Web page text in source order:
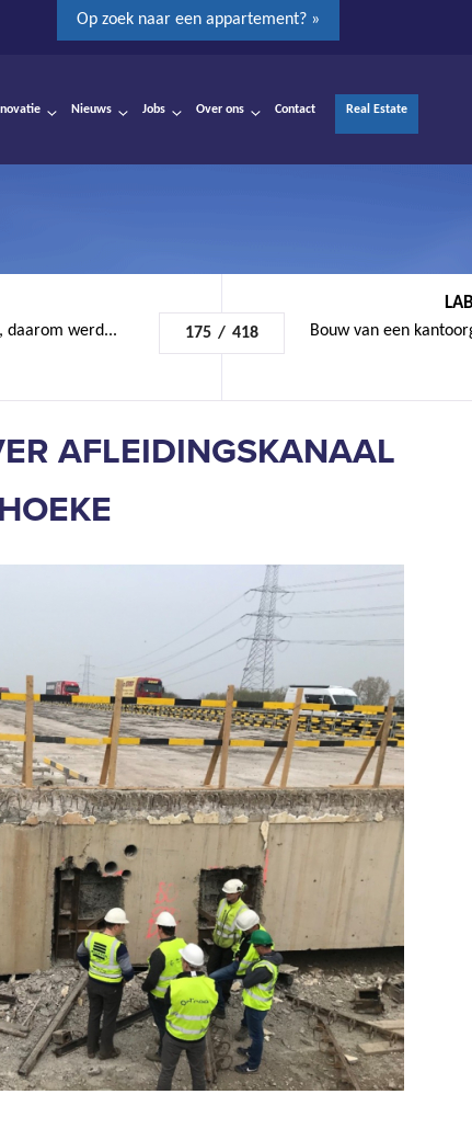
Op zoek naar een appartement? »
Nieuws Jobs Over ons Contact Real Estate
daarom werd... 175 / 418 Bouw van een
AFLEIDINGSKANAAL